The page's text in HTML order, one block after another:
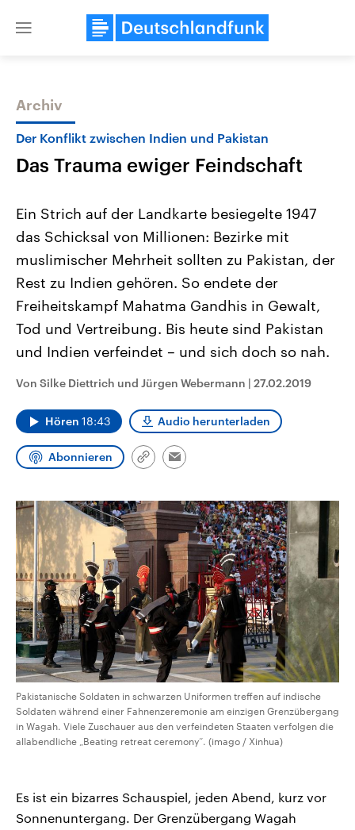
Close
Themen
Landtagswahl Sachsen-Anhalt
2026
Alle Informationen
Sachsen-Anhalt wählt am 6.
September 2026 einen neuen
Landtag. Seit 2021 wird das
Bundesland von einer Koalition aus
Umfragen, Prognosen,
Wahlprogramme, aktuelle Berichte
und Kandidaten der anstehenden
Wahl.
USA
Aktuelle Beiträge,
Hintergründe
Wirtschaftlich und
gehören die Vereinigten
mit großem Einfluss auf
Archiv
Der Konflikt zwischen Indien und Pakistan
Das Trauma ewiger Feindschaft
Ein Strich auf der Landkarte besiegelte 1947
das Schicksal von Millionen: Bezirke mit
muslimischer Mehrheit sollten zu Pakistan, der
Rest zu Indien gehören. So endete der
Freiheitskampf Mahatma Gandhis in Gewalt,
Tod und Vertreibung. Bis heute sind Pakistan
und Indien verfeindet – und sich doch so nah.
Von Silke Diettrich und Jürgen Webermann | 27.02.2019
Hören 18:43 Audio herunterladen
Abonnieren
Link
Email
Pakistanische Soldaten in schwarzen Uniformen treffen auf indische
Soldaten während einer Fahnenzeremonie am einzigen Grenzübergang
in Wagah. Viele Zuschauer aus den verfeindeten Staaten verfolgen die
allabendliche „Beating retreat ceremony“. (imago / Xinhua)
Es ist ein bizarres Schauspiel, jeden Abend, kurz vor
Sonnenuntergang. Der Grenzübergang Wagah